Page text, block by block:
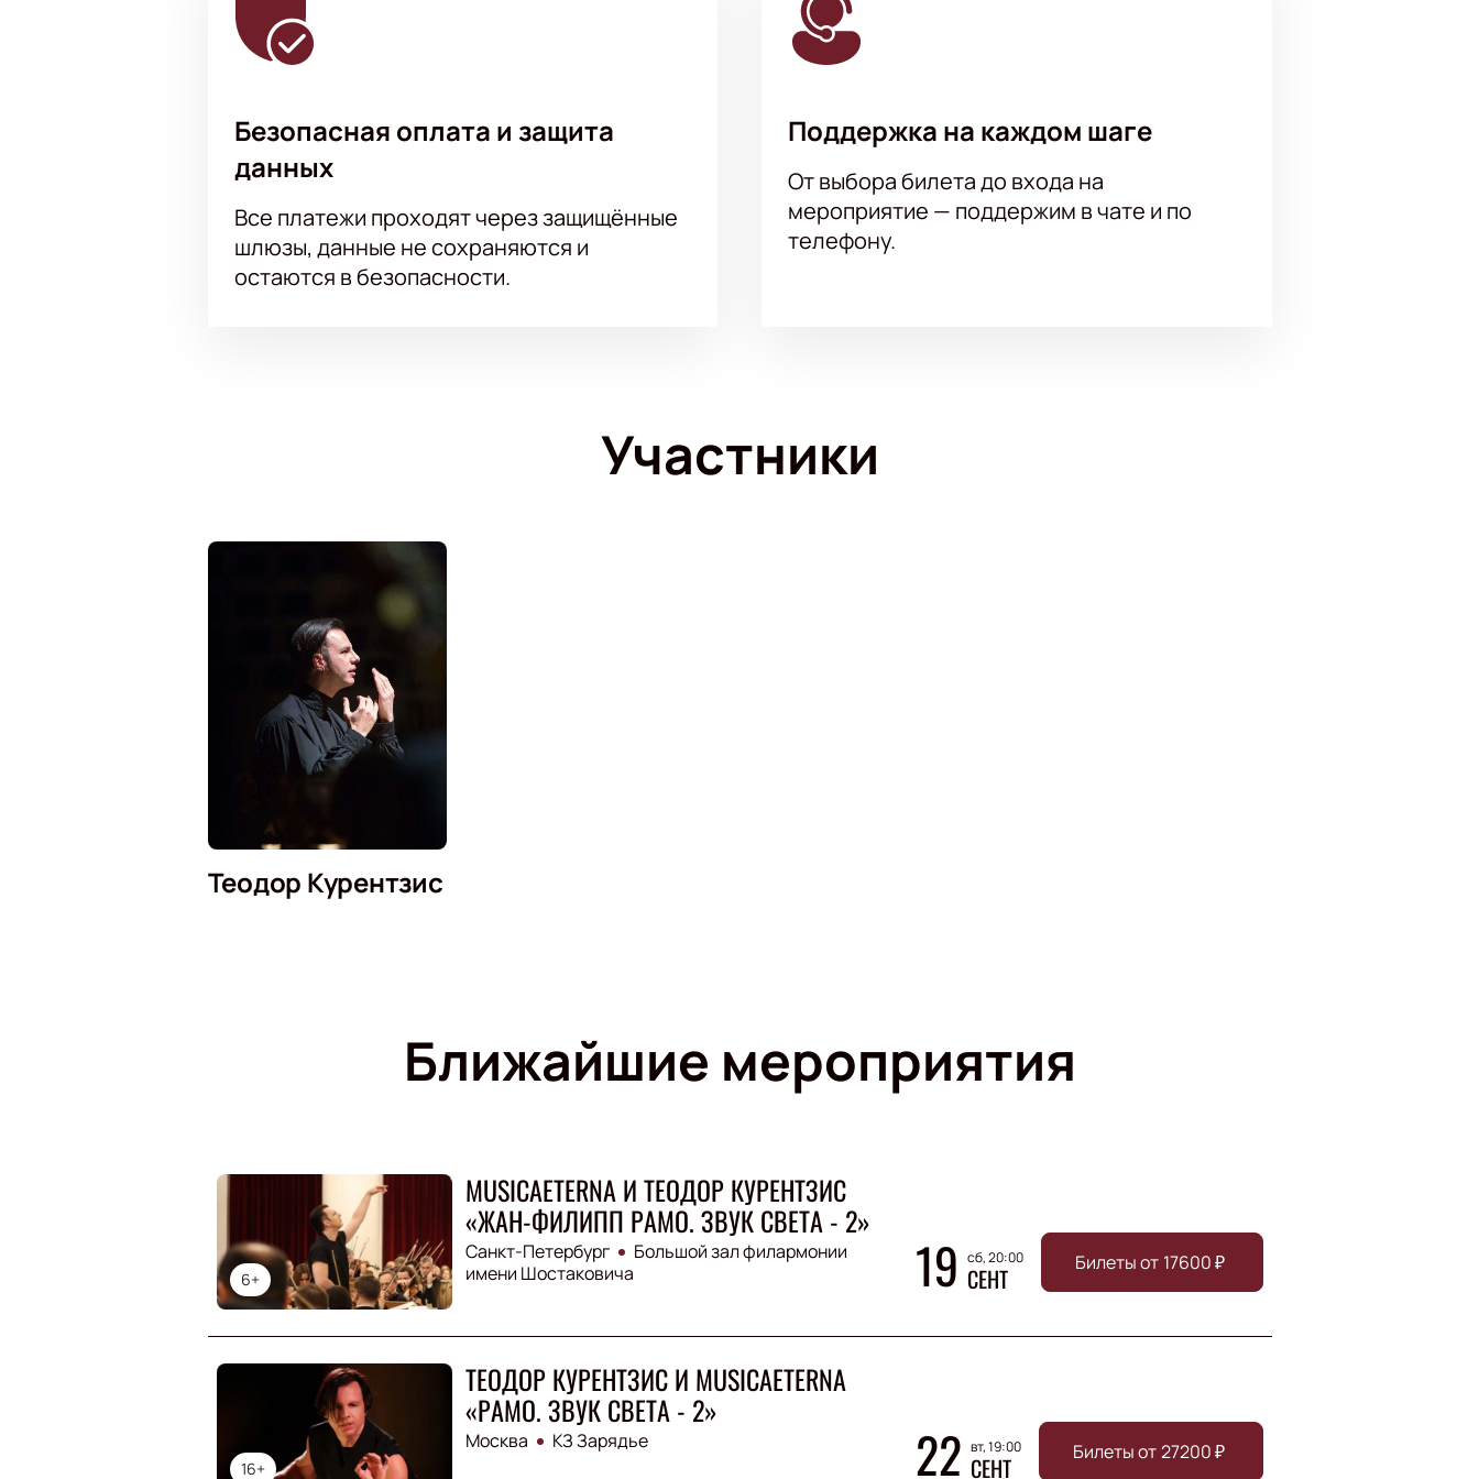
Безопасная оплата и защита
данных
Все платежи проходят через защищённые
шлюзы, данные не сохраняются и
остаются в безопасности.
Поддержка на каждом шаге
От выбора билета до входа на
мероприятие — поддержим в чате и по
телефону.
Участники
Теодор Курентзис
Ближайшие мероприятия
6+
MUSICAETERNA И ТЕОДОР КУРЕНТЗИС
«ЖАН-ФИЛИПП РАМО. ЗВУК СВЕТА - 2»
Санкт-Петербург
Большой зал филармонии
имени Шостаковича
19 сб, 20:00
СЕНТ Билеты от 17600₽
16+
ТЕОДОР КУРЕНТЗИС И MUSICAETERNA
«РАМО. ЗВУК СВЕТА - 2»
Москва КЗ Зарядье 22 вт, 19:00
СЕНТ Билеты от 27200₽